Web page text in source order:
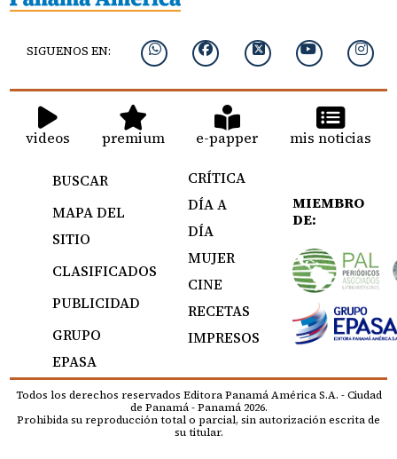
SIGUENOS EN:
videos premium e-papper mis noticias
BUSCAR
MAPA DEL
SITIO
CLASIFICADOS
PUBLICIDAD
GRUPO
EPASA
CRÍTICA
DÍA A
DÍA
MUJER
CINE
RECETAS
IMPRESOS
MIEMBRO
DE:
Todos los derechos reservados Editora Panamá América S.A. - Ciudad
de Panamá - Panamá 2026.
Prohibida su reproducción total o parcial, sin autorización escrita de
su titular.